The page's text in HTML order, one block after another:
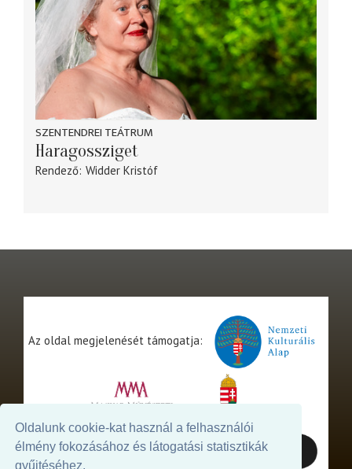
Oldalunk cookie-kat használ a felhasználói
élmény fokozásához és látogatási statisztikák
gyűjtéséhez.
SZENTENDREI TEÁTRUM
Haragossziget
Rendező Widder Kristóf
Az oldal megjelenését támogatja: